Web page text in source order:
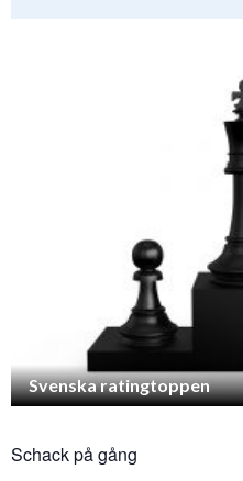
Svenska ratingtoppen
Schack på gång